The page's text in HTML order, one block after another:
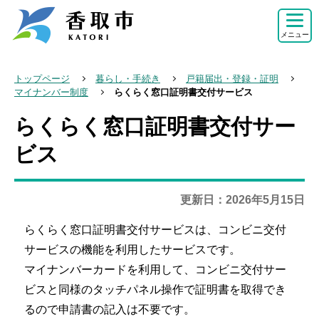
メニュー
トップページ 暮らし・手続き
戸籍届出・登録・証明
マイナンバー制度
らくらく窓口証明書交付サービス
本
こ
こ
らくらく窓口証明書交付サー
ビス
更新日：2026年5月15日
らくらく窓口証明書交付サービスは、コンビニ交付
サービスの機能を利用したサービスです。
マイナンバーカードを利用して、コンビニ交付サー
ビスと同様のタッチパネル操作で証明書を取得でき
るので申請書の記入は不要です。